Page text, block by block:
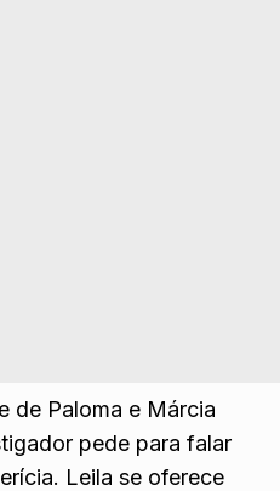
de Paloma e Márcia
pede para falar
Leila se oferece